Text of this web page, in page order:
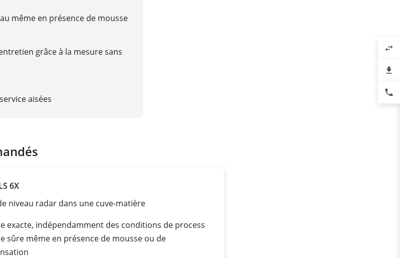
même en présence de mousse
grâce à la mesure sans
aisées
6X
niveau radar dans une cuve-matière
exacte, indépendamment des conditions de process
sûre même en présence de mousse ou de
swap_horiz
file_download
phone